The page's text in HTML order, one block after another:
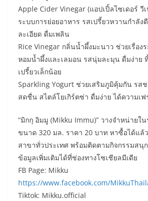
Apple Cider Vinegar (แอปเปิ้ลไซเดอร์ วี
ระบบการย่อยอาหาร รสเปรี้ยวหวานกำลั
ละเอียด ดื่มเพลิน
Rice Vinegar กลิ่นน้ำผึ้งมะนาว ช่วยเรื่อง
หอมน้ำผึ้งและเลมอน รสนุ่มละมุน ดื่มง่าย
เปรี้ยวเล็กน้อย
Sparkling Yogurt ช่วยเสริมภูมิคุ้มกัน รส
สดชื่น สไตล์โยเกิร์ตซ่า ดื่มง่าย ได้ความเ
“มิกกุ อิมมู (Mikku Immu)” วางจำหน่ายใ
ขนาด 320 มล. ราคา 20 บาท หาซื้อได้แล้
สาขาทั่วประเทศ พร้อมติดตามกิจกรรมสนุก
ข้อมูลเพิ่มเติมได้ที่ช่องทางโซเชียลมีเดีย
FB Page: Mikku
https://www.facebook.com/
Tiktok: Mikku.official